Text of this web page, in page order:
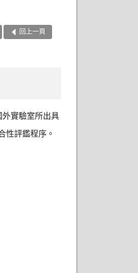
回上一頁
外實驗室所出具
性評鑑程序。